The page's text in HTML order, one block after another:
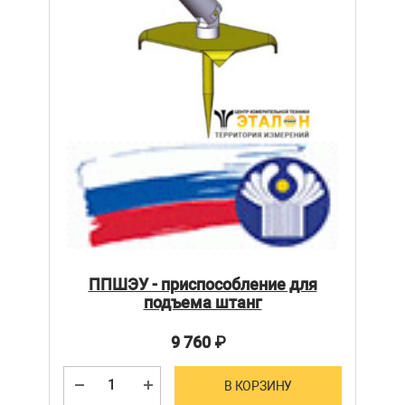
ППШЭУ - приспособление для
подъема штанг
9 760₽
В КОРЗИНУ